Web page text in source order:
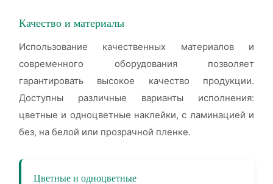
Качество и материалы
Использование качественных материалов и
современного оборудования позволяет
гарантировать высокое качество продукции.
Доступны различные варианты исполнения:
цветные и одноцветные наклейки, с ламинацией и
без, на белой или прозрачной пленке.
Цветные и одноцветные